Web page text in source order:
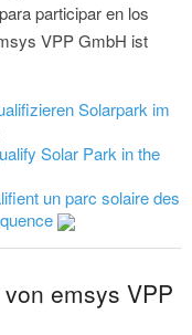
participar en los
VPP GmbH ist
Solarpark im
Solar Park in the
un parc solaire des
emsys VPP